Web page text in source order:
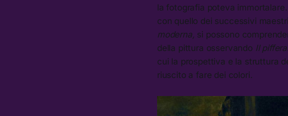
la fotografia poteva
con quello dei successivi
moderna, si possono
della pittura osservando Il
cui la prospettiva e la struttura
riuscito a fare dei colori.